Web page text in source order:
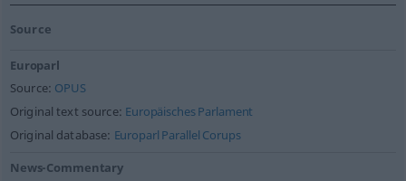
Source
Europarl
Source: OPUS
Original text source: Europäisches Parlament
Original database: Europarl Parallel Corups
News-Commentary